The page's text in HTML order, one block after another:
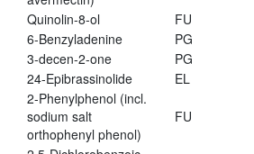
Quinolin-8-ol
FU
6-Benzyladenine
PG
3-decen-2-one
PG
24-Epibrassinolide
EL
2-Phenylphenol (incl.
sodium salt
orthophenyl phenol)
FU